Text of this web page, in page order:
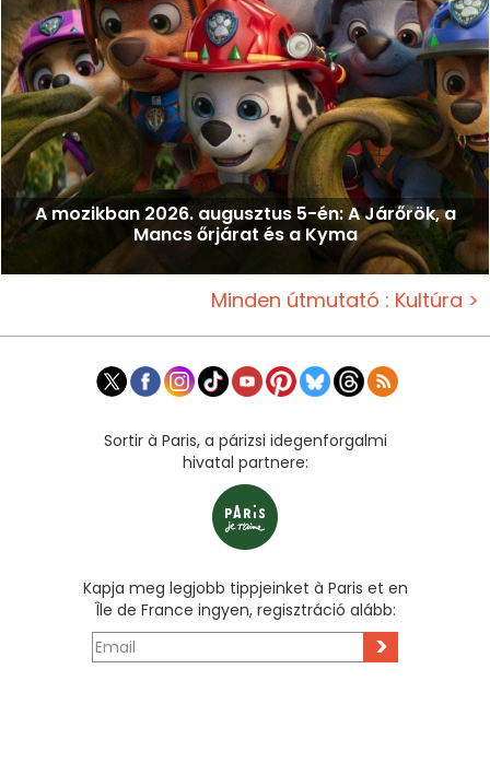
A mozikban 2026. augusztus 5-én: A Járőrök, a
Mancs őrjárat és a Kyma
Minden útmutató : Kultúra >
Sortir à Paris, a párizsi idegenforgalmi
hivatal partnere:
Kapja meg legjobb tippjeinket à Paris et en
Île de France ingyen, regisztráció alább:
>